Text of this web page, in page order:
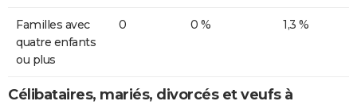
Familles avec
quatre enfants
ou plus
0 0 % 1,3 %
Célibataires, mariés, divorcés et veufs à